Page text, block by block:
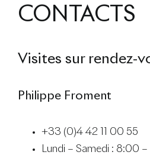
CONTACTS
Visites sur rendez-
Philippe Froment
+33 (0)4 42 11 00 55
Lundi – Samedi : 8:00